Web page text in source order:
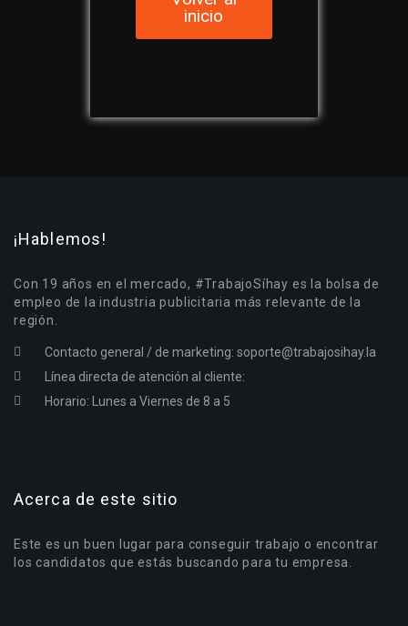
inicio
¡Hablemos!
Con 19 años en el mercado, #TrabajoSíhay es la bolsa de
empleo de la industria publicitaria más relevante de la
región.
Contacto general / de marketing: soporte@trabajosihay.la
Línea directa de atención al cliente:
Horario: Lunes a Viernes de 8 a 5
Acerca de este sitio
Este es un buen lugar para conseguir trabajo o encontrar
los candidatos que estás buscando para tu empresa.